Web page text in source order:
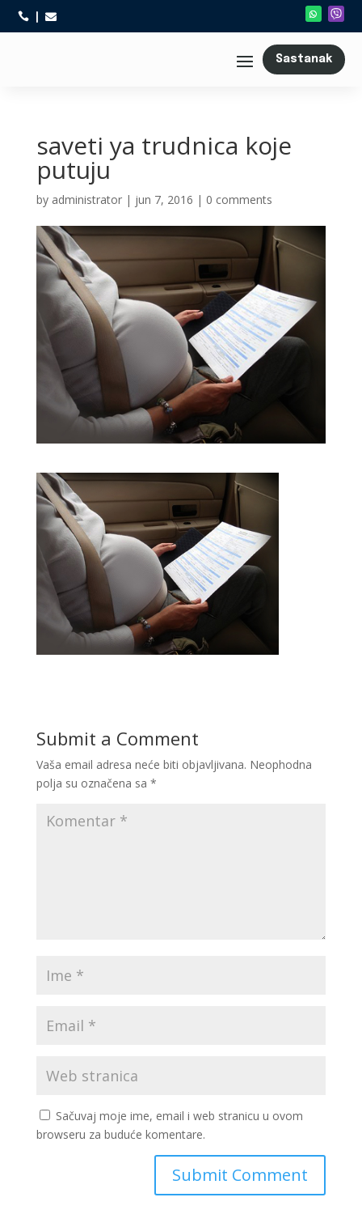
 
Sastanak
saveti ya trudnica koje
putuju
by administrator| jun 7, 2016 | 0 comments
Submit a Comment
Vaša email adresa neće biti objavljivana. Neophodna
polja su označena sa *
Sačuvaj moje ime, email i web stranicu u ovom
browseru za buduće komentare.